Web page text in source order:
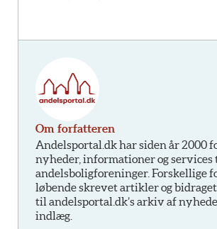
Om forfatteren
Andelsportal.dk har siden år 2000
nyheder, informationer og services
andelsboligforeninger. Forskellige
løbende skrevet artikler og
til andelsportal.dk’s arkiv af
indlæg.